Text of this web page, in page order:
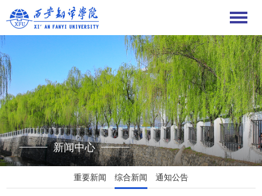
新闻中心
重要新闻 综合新闻 通知公告